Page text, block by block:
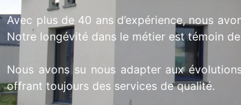
Avec plus de 40 ans d’expérience, nous
Notre longévité dans le métier est témoin
Nous avons su nous adapter aux
offrant toujours des services de qualité.